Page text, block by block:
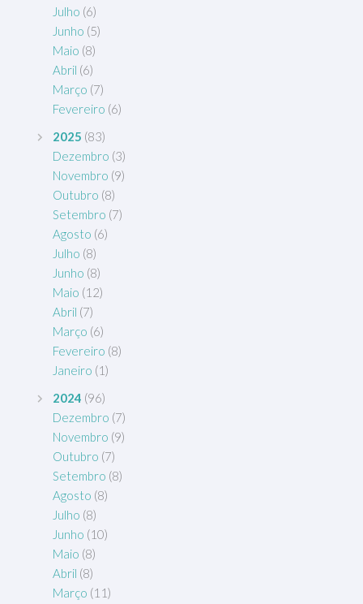
Julho (6)
Junho (5)
Maio (8)
Abril (6)
Março (7)
Fevereiro (6)
2025 (83)
Dezembro (3)
Novembro (9)
Outubro (8)
Setembro (7)
Agosto (6)
Julho (8)
Junho (8)
Maio (12)
Abril (7)
Março (6)
Fevereiro (8)
Janeiro (1)
2024 (96)
Dezembro (7)
Novembro (9)
Outubro (7)
Setembro (8)
Agosto (8)
Julho (8)
Junho (10)
Maio (8)
Abril (8)
Março (11)